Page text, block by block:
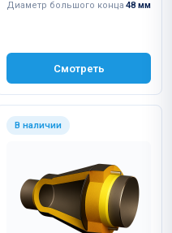
Диаметр большого конца 48 мм
Смотреть
В наличии